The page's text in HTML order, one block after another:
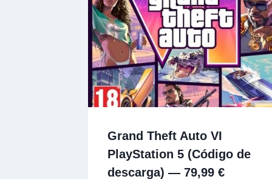
Grand Theft Auto VI
PlayStation 5 (Código de
descarga) — 79,99 €